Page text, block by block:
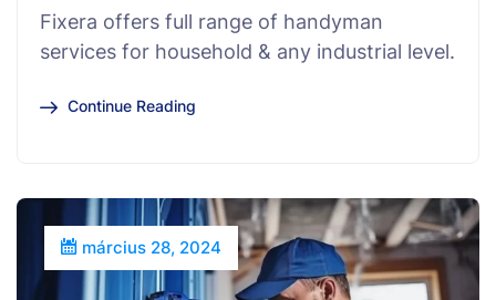
Fixera offers full range of handyman
services for household & any industrial level.
Continue Reading
március 28, 2024